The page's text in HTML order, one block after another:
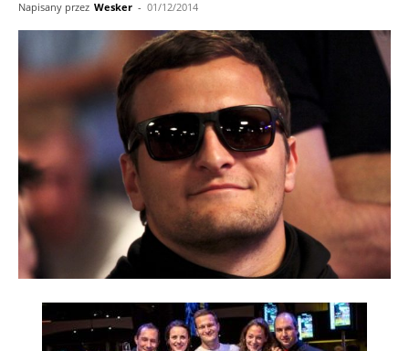
Napisany przez Wesker - 01/12/2014